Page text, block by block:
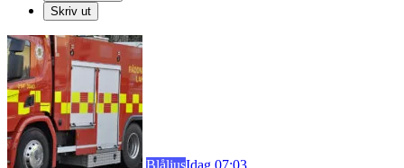
Skriv ut
BlåljusIdag 07:03